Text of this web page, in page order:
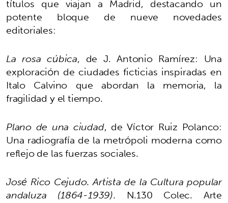
títulos que viajan a Madrid, destacando un
potente bloque de nueve novedades
editoriales:
La rosa cúbica, de J. Antonio Ramírez: Una
exploración de ciudades ficticias inspiradas en
Italo Calvino que abordan la memoria, la
fragilidad y el tiempo.
Plano de una ciudad, de Víctor Ruiz Polanco:
Una radiografía de la metrópoli moderna como
reflejo de las fuerzas sociales.
José Rico Cejudo. Artista de la Cultura popular
andaluza (1864-1939). N.130 Colec. Arte